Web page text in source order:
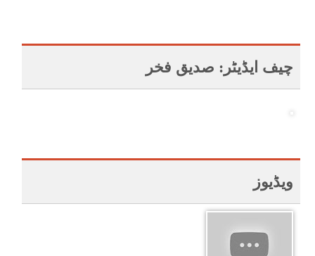
چیف ایڈیٹر: صدیق فخر
ویڈیوز